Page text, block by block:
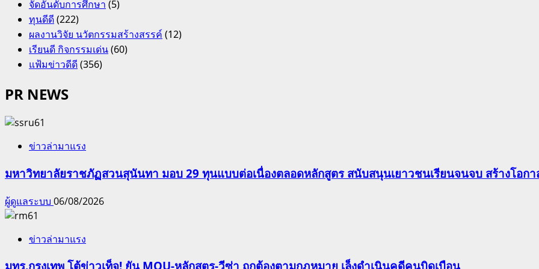
จัดอันดับการศึกษา (5)
ทุนดีดี(222)
ผลงานวิจัย นวัตกรรมสร้างสรรค์ (12)
เรียนดี กิจกรรมเด่น(60)
แฟ้มข่าวดีดี(356)
PR NEWS
ข่าวล่ามาแรง
มหาวิทยาลัยราชภัฏสวนสุนันทา มอบ 29 ทุนแบบต่อเนื่องตลอดหลักสูตร สนับสนุนเยาวชนเรียนจนจบ สร้างโอกา
ผู้ดูแลระบบ 06/08/2026
ข่าวล่ามาแรง
มทร.กรุงเทพ โต้ข่าวเท็จ! ยัน MOU-หลักสูตร-วีซ่า ถูกต้องตามกฎหมาย เล็งดำเนินคดีคนบิดเบือน